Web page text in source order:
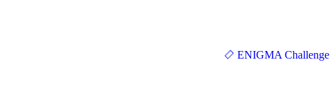
ENIGMA Challenge